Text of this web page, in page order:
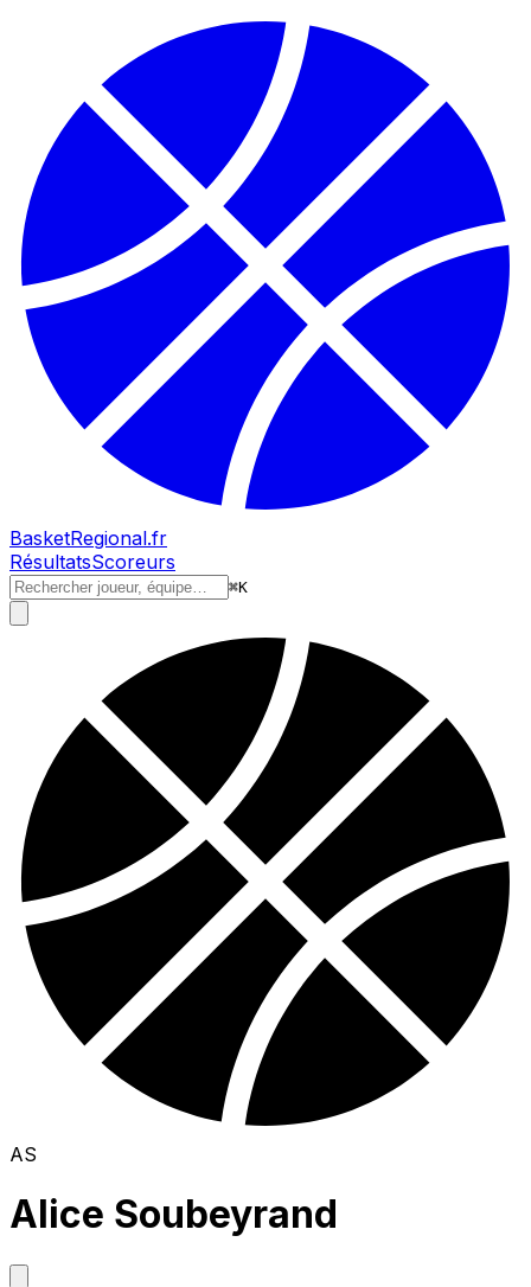
BasketRegional.fr
RésultatsScoreurs
⌘K
AS
Alice Soubeyrand